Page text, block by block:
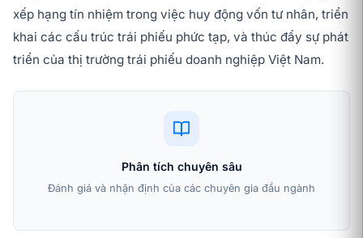
xếp hạng tín nhiệm trong việc huy động vốn tư nhân, triển
khai các cấu trúc trái phiếu phức tạp, và thúc đẩy sự phát
triển của thị trường trái phiếu doanh nghiệp Việt Nam.
Phân tích chuyên sâu
Đánh giá và nhận định của các chuyên gia đầu ngành